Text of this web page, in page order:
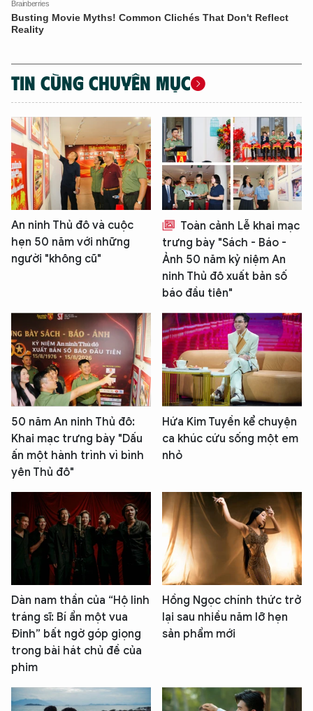
TIN CÙNG CHUYÊN MỤC
An ninh Thủ đô và cuộc
hẹn 50 năm với những
người "không cũ"
Toàn cảnh Lễ khai mạc
trưng bày "Sách - Báo -
Ảnh 50 năm kỷ niệm An
ninh Thủ đô xuất bản số
báo đầu tiên"
50 năm An ninh Thủ đô:
Khai mạc trưng bày "Dấu
ấn một hành trình vì bình
yên Thủ đô"
Hứa Kim Tuyền kể chuyện
ca khúc cứu sống một em
nhỏ
Dàn nam thần của “Hộ linh
tráng sĩ: Bí ẩn một vua
Đinh” bất ngờ góp giọng
trong bài hát chủ đề của
phim
Hồng Ngọc chính thức trở
lại sau nhiều năm lỡ hẹn
sản phẩm mới